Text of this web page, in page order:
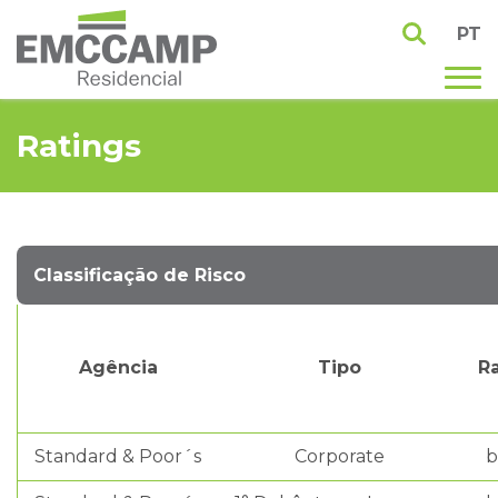
PT
Ratings
Classificação de Risco
Agência Tipo
Standard & Poor´s Corporate